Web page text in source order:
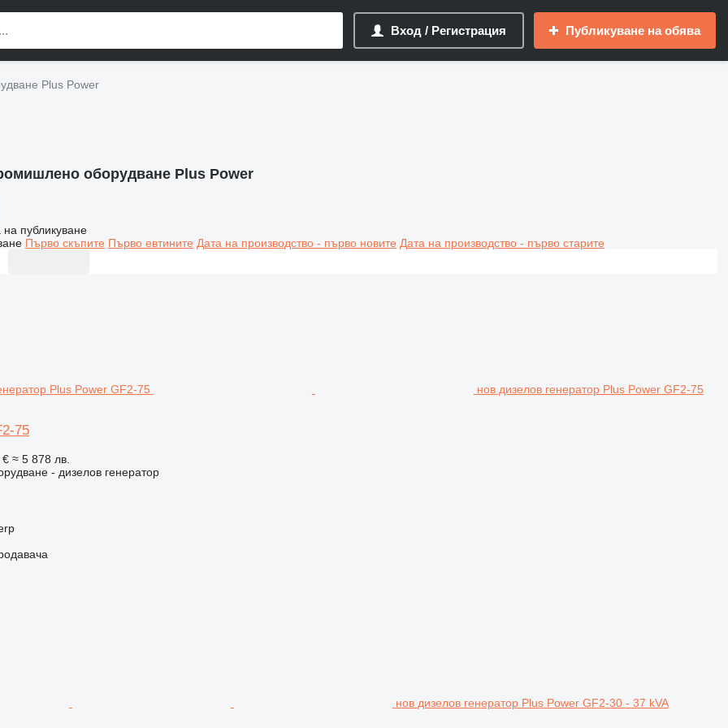
Вход / Регистрация Публикуване на обява
Plus Power
оборудване Plus Power
на публикуване
Първо скъпите Първо евтините Дата на производство - първо новите Дата на производство - първо старите
нов дизелов генератор Plus Power GF2-75
75
€ ≈ 5 878 лв.
- дизелов генератор
нов дизелов генератор Plus Power GF2-30 - 37 kVA